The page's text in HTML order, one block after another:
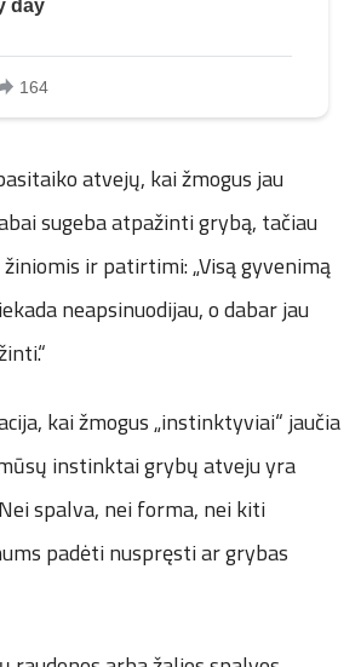
atvejų, kai žmogus jau
sugeba atpažinti grybą, tačiau
ir patirtimi: „Visą gyvenimą
neapsinuodijau, o dabar jau
kai žmogus „instinktyviai“ jaučia
instinktai grybų atveju yra
spalva, nei forma, nei kiti
padėti nuspręsti ar grybas